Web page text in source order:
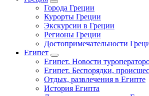
Города Греции
Курорты Греции
Экскурсии в Греции
Регионы Греции
Достопримечательности
Египет
Египет. Новости
Египет. Беспорядки,
Отдых, развлечения в Египте
История Египта